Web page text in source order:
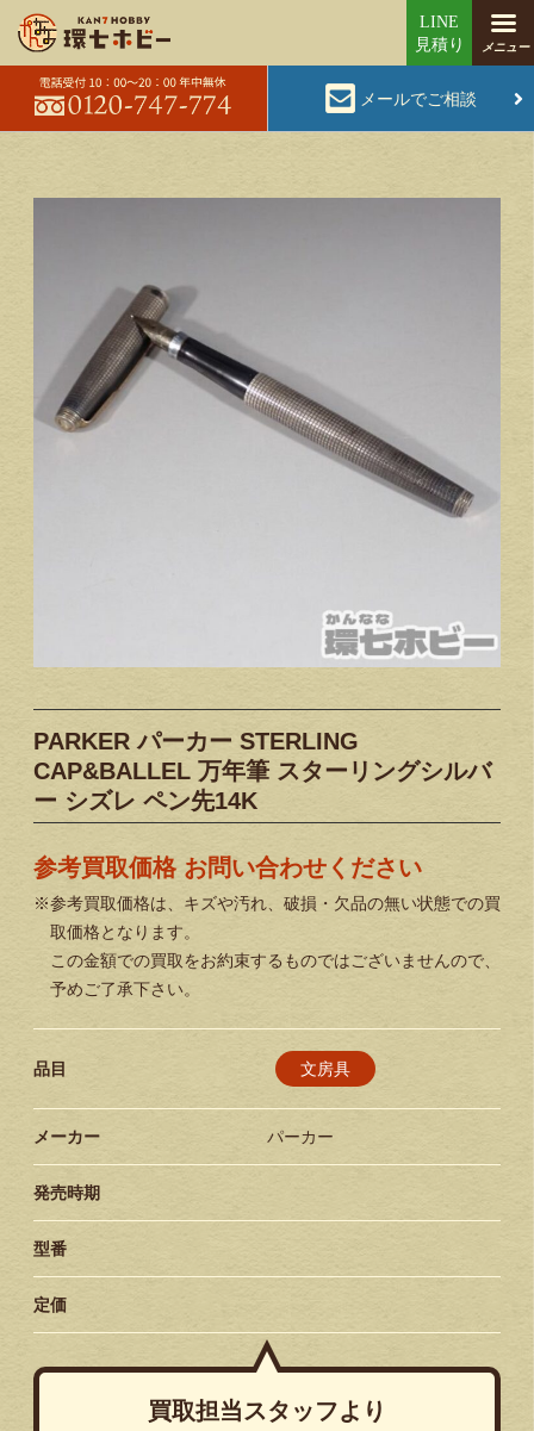
メールでご相談
PARKER パーカー STERLING
CAP&BALLEL 万年筆 スターリングシルバ
ー シズレ ペン先14K
参考買取価格 お問い合わせください
※参考買取価格は、キズや汚れ、破損・欠品の無い状態での買
取価格となります。
この金額での買取をお約束するものではございませんので、
予めご了承下さい。
品目 文房具
メーカー パーカー
発売時期
型番
定価
買取担当スタッフより